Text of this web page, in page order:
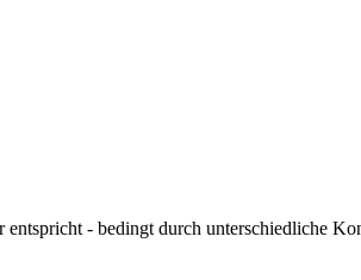
- bedingt durch unterschiedliche